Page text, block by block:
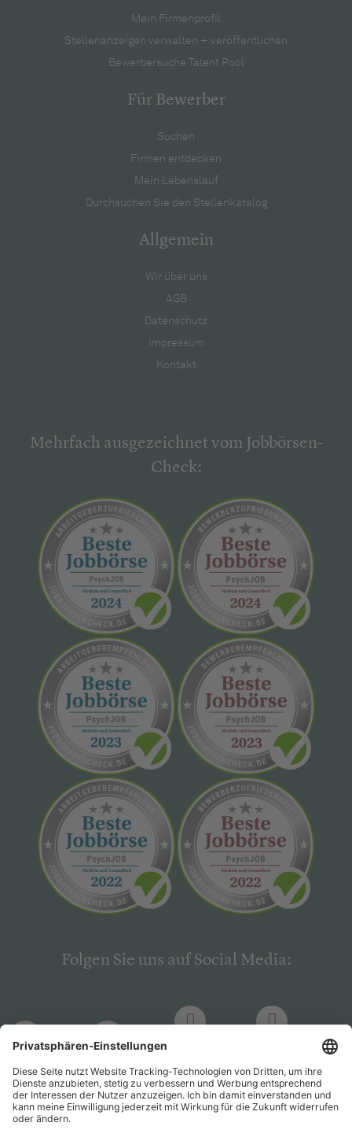
Mein Firmenprofil
Stellenanzeigen verwalten + veröffentlichen
Bewerbersuche Talent Pool
Für Bewerber
Suchen
Firmen entdecken
Mein Lebenslauf
Durchsuchen Sie den Stellenkatalog
Allgemein
Wir über uns
AGB
Datenschutz
Impressum
Kontakt
Mehrfach ausgezeichnet vom Jobbörsen-
Check:
Folgen Sie uns auf Social Media:
PsychJOB PsychJOB
Hogrefe
Verlag
Hogrefe
Verlag